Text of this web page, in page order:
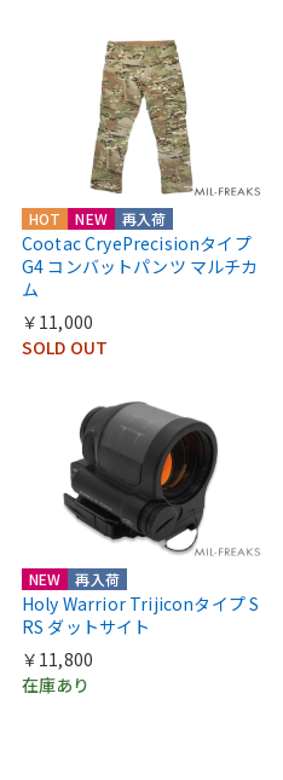
HOT NEW 再入荷
Cootac CryePrecisionタイプ
G4 コンバットパンツ マルチカ
ム
￥11,000
SOLD OUT
NEW 再入荷
Holy Warrior Trijiconタイプ S
RS ダットサイト
￥11,800
在庫あり